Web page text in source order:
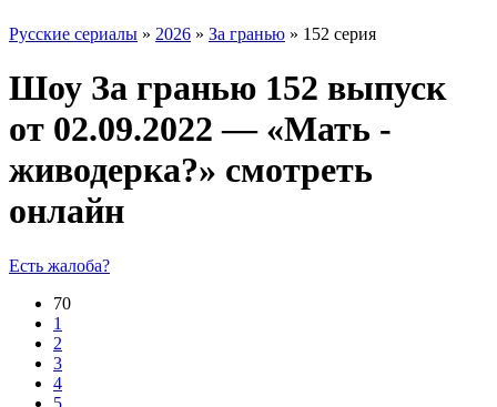
Русские сериалы » 2026 » За гранью » 152 серия
Шоу За гранью 152 выпуск
от 02.09.2022 — «Мать -
живодерка?» смотреть
онлайн
Есть жалоба?
70
1
2
3
4
5